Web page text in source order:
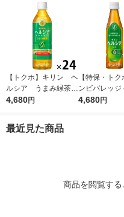
【トクホ】キリン ヘ
ルシア うまみ緑茶
５００ｍｌＰＥＴ 1箱
4,680円
【特保・トク
ンビバレッジ
ア 緑茶 350ml
4,680円
最近見た商品
商品を閲覧す